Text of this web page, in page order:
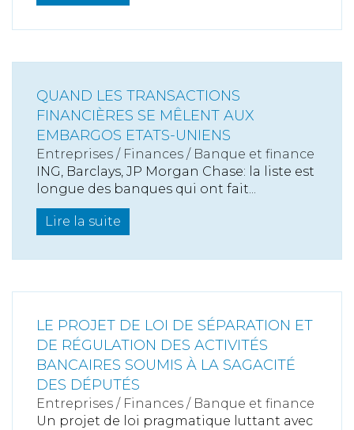
QUAND LES TRANSACTIONS
FINANCIÈRES SE MÊLENT AUX
EMBARGOS ETATS-UNIENS
Entreprises / Finances / Banque et finance
ING, Barclays, JP Morgan Chase: la liste est
longue des banques qui ont fait...
Lire la suite
LE PROJET DE LOI DE SÉPARATION ET
DE RÉGULATION DES ACTIVITÉS
BANCAIRES SOUMIS À LA SAGACITÉ
DES DÉPUTÉS
Entreprises / Finances / Banque et finance
Un projet de loi pragmatique luttant avec